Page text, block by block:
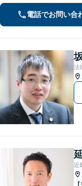
電話でお問い合
法
近